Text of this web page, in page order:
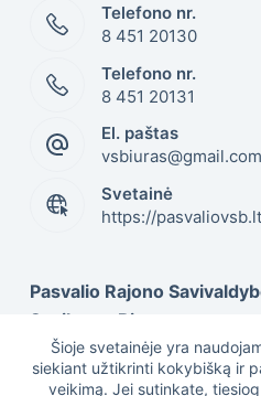
Šioje svetainėje yra
siekiant užtikrinti kokybišką ir
veikimą. Jei sutinkate,
Telefono nr.
8 451 20130
Telefono nr.
8 451 20131
El. paštas
vsbiuras@gmail.com
Svetainė
https://
Pasvalio Rajono
Sveikatos Biuras